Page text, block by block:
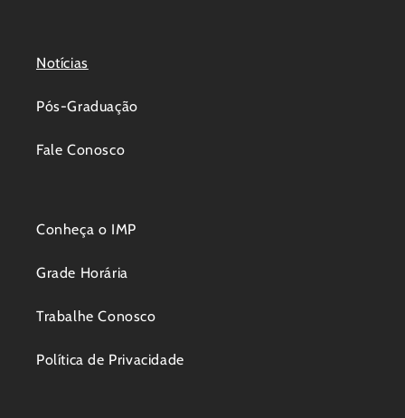
Notícias
Pós-Graduação
Fale Conosco
Conheça o IMP
Grade Horária
Trabalhe Conosco
Política de Privacidade